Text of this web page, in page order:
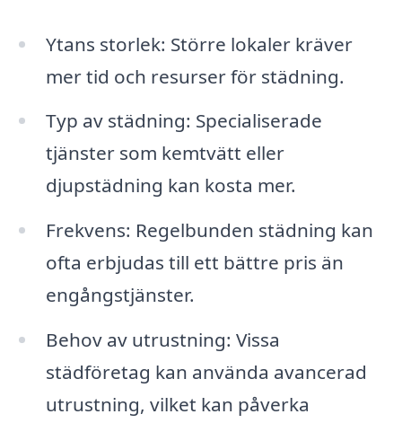
Ytans storlek: Större lokaler kräver
mer tid och resurser för städning.
Typ av städning: Specialiserade
tjänster som kemtvätt eller
djupstädning kan kosta mer.
Frekvens: Regelbunden städning kan
ofta erbjudas till ett bättre pris än
engångstjänster.
Behov av utrustning: Vissa
städföretag kan använda avancerad
utrustning, vilket kan påverka